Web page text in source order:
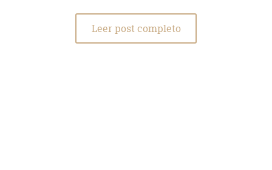
Leer post completo